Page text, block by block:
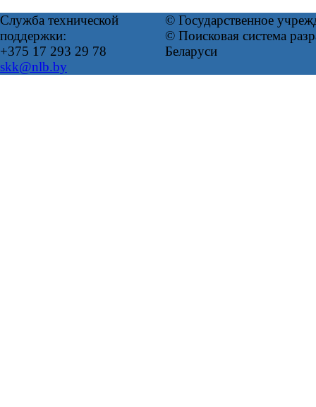
Служба технической
поддержки:
+375 17 293 29 78
skk@nlb.by
© Государственное
© Поисковая система
Беларуси